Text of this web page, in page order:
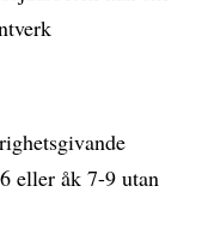
eller åk 7-9 utan